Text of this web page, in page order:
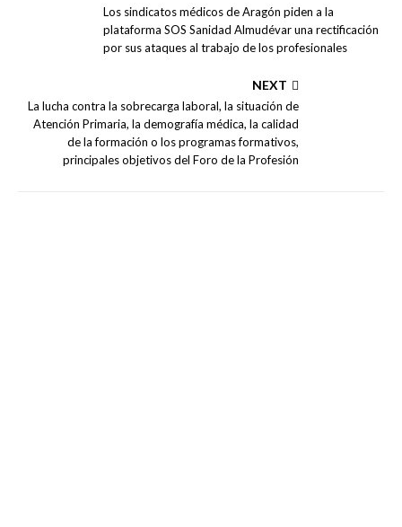
Los sindicatos médicos de Aragón piden a la
plataforma SOS Sanidad Almudévar una rectificación
por sus ataques al trabajo de los profesionales
NEXT
La lucha contra la sobrecarga laboral, la situación de
Atención Primaria, la demografía médica, la calidad
de la formación o los programas formativos,
principales objetivos del Foro de la Profesión